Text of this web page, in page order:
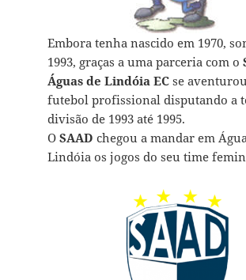
Embora tenha nascido em 1970,
1993, graças a uma parceria com o
Águas de Lindóia ECse
futebol profissional disputando a
divisão de 1993 até 1995.
O SAAD chegou a mandar em
Lindóia os jogos do seu time